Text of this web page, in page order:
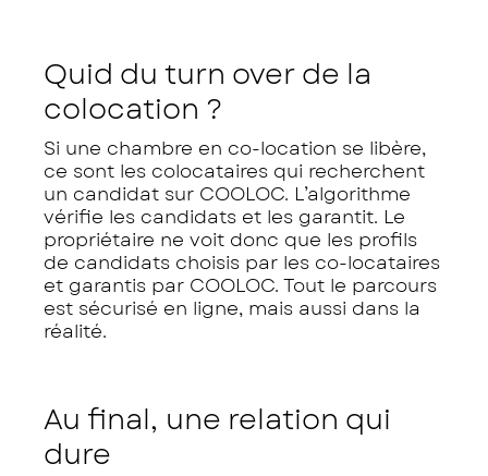
Quid du turn over de la
colocation ?
Si une chambre en co-location se libère,
ce sont les colocataires qui recherchent
un candidat sur COOLOC. L’algorithme
vérifie les candidats et les garantit. Le
propriétaire ne voit donc que les profils
de candidats choisis par les co-locataires
et garantis par COOLOC. Tout le parcours
est sécurisé en ligne, mais aussi dans la
réalité.
Au final, une relation qui
dure